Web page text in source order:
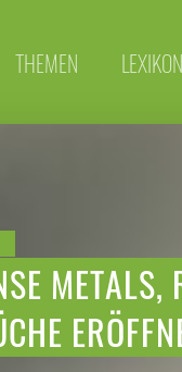
THEMEN LEXIKON